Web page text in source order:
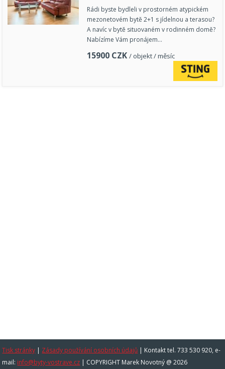
Rádi byste bydleli v prostorném atypickém
mezonetovém bytě 2+1 s jídelnou a terasou?
A navíc v bytě situovaném v rodinném domě?
Nabízíme Vám pronájem…
15900 CZK / objekt / měsíc
Tisk stránky | Zásady používání osobních údajů | Kontakt tel. 733 530 920, e-
mail: info@byty-vostrave.cz | COPYRIGHT Marek Novotný @ 2026